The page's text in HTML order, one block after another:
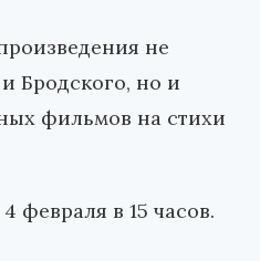
не
Бродского, но и
фильмов на стихи
февраля в 15 часов.